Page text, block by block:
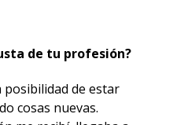
de tu profesión?
posibilidad de estar
cosas nuevas.